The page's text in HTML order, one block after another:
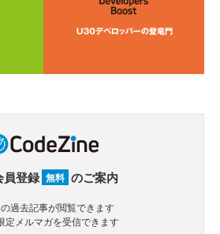
員登録 無料 のご案内
の過去記事が閲覧できます
定メルマガを受信できます